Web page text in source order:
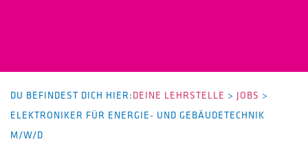
DU BEFINDEST DICH HIER:DEINE LEHRSTELLE > JOBS >
ELEKTRONIKER FÜR ENERGIE- UND GEBÄUDETECHNIK
M/W/D